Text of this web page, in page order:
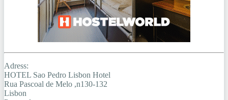
Adress:
HOTEL Sao Pedro Lisbon Hotel
Rua Pascoal de Melo ,n130-132
Lisbon